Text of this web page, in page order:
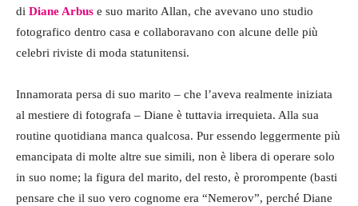
di Diane Arbus e suo marito Allan, che avevano uno studio
fotografico dentro casa e collaboravano con alcune delle più
celebri riviste di moda statunitensi.
Innamorata persa di suo marito – che l’aveva realmente iniziata
al mestiere di fotografa – Diane è tuttavia irrequieta. Alla sua
routine quotidiana manca qualcosa. Pur essendo leggermente più
emancipata di molte altre sue simili, non è libera di operare solo
in suo nome; la figura del marito, del resto, è prorompente (basti
pensare che il suo vero cognome era “Nemerov”, perché Diane